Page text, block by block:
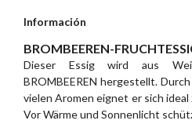
Información
BROMBEEREN-
Dieser Essig wird aus
BROMBEEREN hergestellt.
vielen Aromen eignet er sich
Vor Wärme und Sonnenlicht